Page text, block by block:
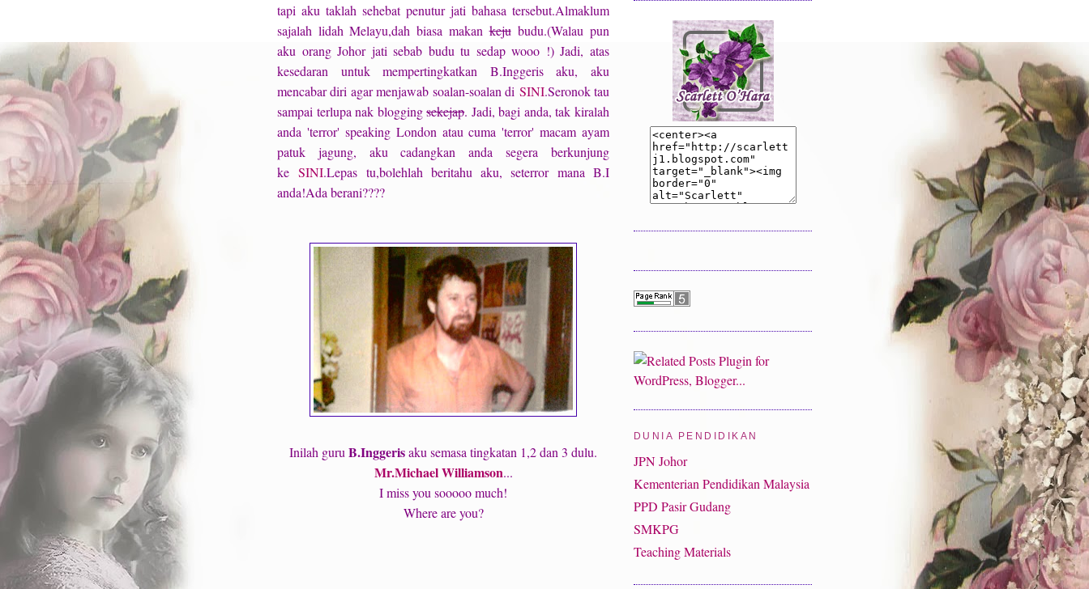
tapi aku taklah sehebat penutur jati bahasa tersebut.Almaklum
sajalah lidah Melayu,dah biasa makankejubudu.(Walau pun
aku orang Johor jati sebab budu tu sedap wooo !) Jadi, atas
kesedaran untuk mempertingkatkan B.Inggeris aku, aku
mencabar diri agar menjawab soalan-soalan di SINI.Seronok tau
sampai terlupa nak bloggingsekejap. Jadi, bagi anda, tak kiralah
anda 'terror' speaking London atau cuma 'terror' macam ayam
patuk jagung, aku cadangkan anda segera berkunjung
keSINI.Lepas tu,bolehlah beritahu aku, seterror mana B.I
anda!Ada berani????
Inilah guru B.Inggerisaku semasa tingkatan 1,2 dan 3 dulu.
Mr.Michael Williamson...
I miss you sooooo much!
Where are you?
DUNIA PENDIDIKAN
JPN Johor
Kementerian Pendidikan Malaysia
PPD Pasir Gudang
SMKPG
Teaching Materials